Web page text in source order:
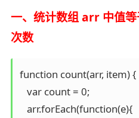
一、统计数组 arr 中值
次数
function count(arr, item) {
   var count = 0;
   arr.forEach(function(e){